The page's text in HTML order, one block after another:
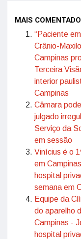
MAIS
“Paciente
Crânio-
Campinas
Terceira
interior
Campinas
Câmara
julgado
Serviço da
em sessão
Vinícius é o
em
hospital
semana em
Equipe da
do aparelho
Campinas -
hospital